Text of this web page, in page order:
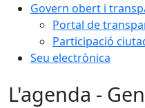
Govern obert i
Portal de
Participació
Seu electrònica
L'agenda -